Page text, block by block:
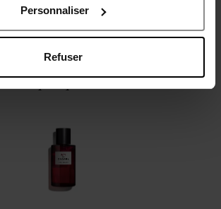
Personnaliser
Refuser
quelque chose ?